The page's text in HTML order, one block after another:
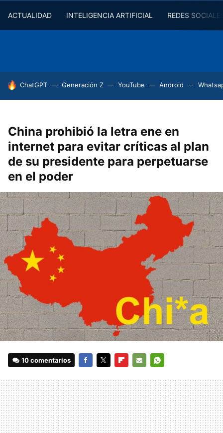
ACTUALIDAD INTELIGENCIA ARTIFICIAL REDES
HOY SE HABLA DE
ChatGPT Generación Z YouTube Android
China prohibió la letra ene en
internet para evitar críticas al plan
de su presidente para perpetuarse
en el poder
10 comentarios
MAIL